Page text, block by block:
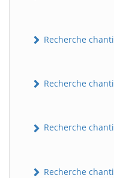
Recherche
Recherche
Recherche
Recherche